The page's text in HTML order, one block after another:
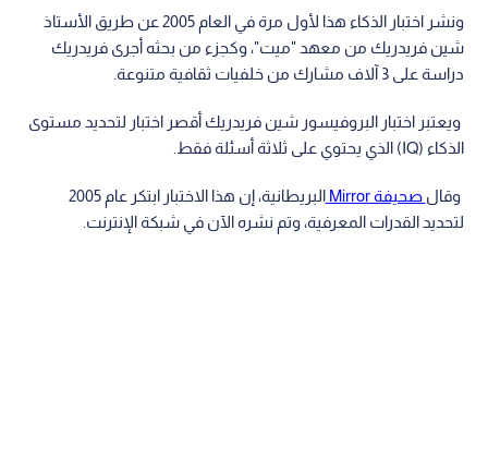
ونشر اختبار الذكاء هذا لأول مرة في العام 2005 عن طريق الأستاذ
شين فريدريك من معهد "ميت"، وكجزء من بحثه أجرى فريدريك
دراسة على 3 آلاف مشارك من خلفيات ثقافية متنوعة.
ويعتبر اختبار البروفيسور شين فريدريك أقصر اختبار لتحديد مستوى
الذكاء (IQ) الذي يحتوي على ثلاثة أسئلة فقط.
وقال صحيفة Mirror
البريطانية، إن هذا الاختبار ابتكر عام 2005
لتحديد القدرات المعرفية، وتم نشره الآن في شبكة الإنترنت.